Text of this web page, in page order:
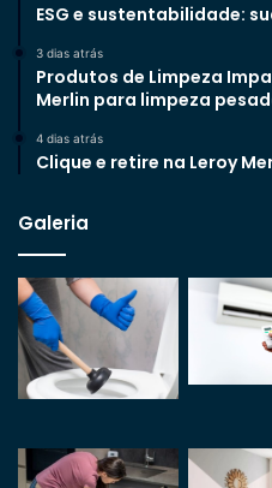
ESG e sustentabilidade:
3 dias atrás
Produtos de Limpeza
Merlin para limpeza
4 dias atrás
Clique e retire na Leroy
Galeria